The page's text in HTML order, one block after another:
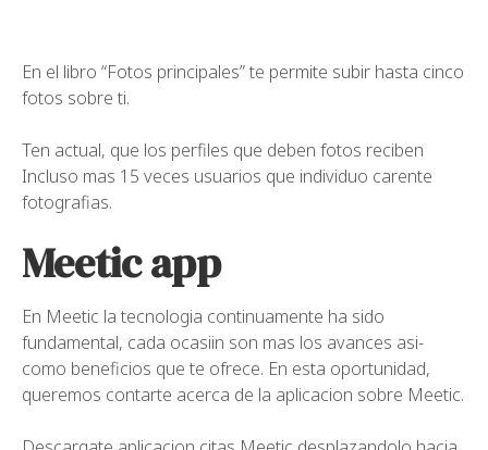
En el libro “Fotos principales” te permite subir hasta cinco
fotos sobre ti.
Ten actual, que los perfiles que deben fotos reciben
Incluso mas 15 veces usuarios que individuo carente
fotografias.
Meetic app
En Meetic la tecnologia continuamente ha sido
fundamental, cada ocasiin son mas los avances asi­
como beneficios que te ofrece. En esta oportunidad,
queremos contarte acerca de la aplicacion sobre Meetic.